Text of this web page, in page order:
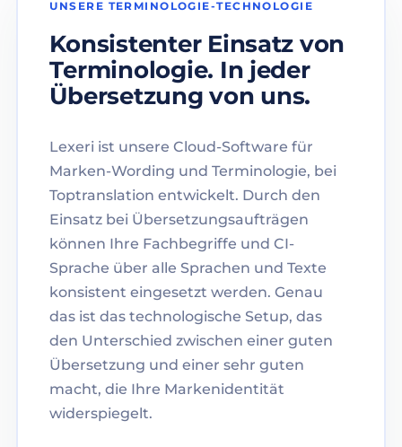
UNSERE TERMINOLOGIE-TECHNOLOGIE
Konsistenter Einsatz von
Terminologie. In jeder
Übersetzung von uns.
Lexeri ist unsere Cloud-Software für
Marken-Wording und Terminologie, bei
Toptranslation entwickelt. Durch den
Einsatz bei Übersetzungsaufträgen
können Ihre Fachbegriffe und CI-
Sprache über alle Sprachen und Texte
konsistent eingesetzt werden. Genau
das ist das technologische Setup, das
den Unterschied zwischen einer guten
Übersetzung und einer sehr guten
macht, die Ihre Markenidentität
widerspiegelt.